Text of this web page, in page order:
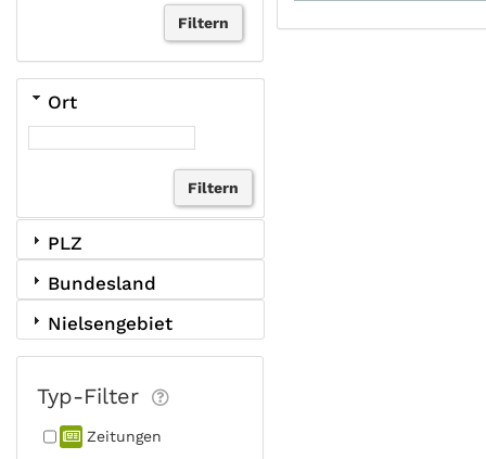
Ort
PLZ
Bundesland
Nielsengebiet
Typ-Filter
Zeitungen